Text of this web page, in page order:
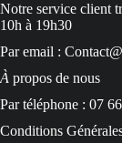
Notre service client
10h à 19h30
Par email :
À propos de nous
Par téléphone : 07
Conditions